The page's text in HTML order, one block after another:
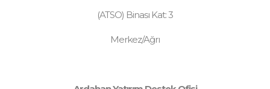
(ATSO) Binası Kat: 3
Merkez/Ağrı